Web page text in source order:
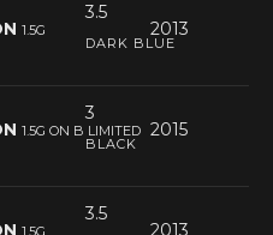
3.5
1.5G 2013
DARK BLUE
3
1.5G ON B LIMITED 2015
BLACK
3.5
1.5G 2013